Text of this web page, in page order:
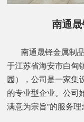
南通
南通晟铎金属制
于江苏省海安市白甸
园），公司是一家集
的专业型企业。公司
满意为宗旨”的服务